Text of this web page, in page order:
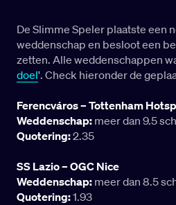
De Slimme Speler plaatste een
weddenschap en besloot een
zetten. Alle weddenschappen
doel'. Check hieronder de
Ferencváros – Tottenham
Weddenschap: meer dan 9.5
Quotering:2.35
SS Lazio – OGC Nice
Weddenschap: meer dan 8.5
Quotering:1.93